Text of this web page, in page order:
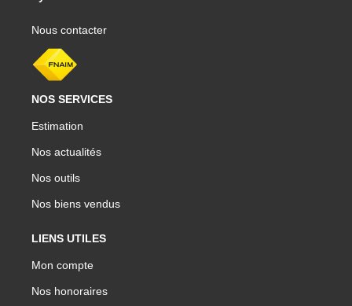
Nous contacter
NOS SERVICES
Estimation
Nos actualités
Nos outils
Nos biens vendus
LIENS UTILES
Mon compte
Nos honoraires